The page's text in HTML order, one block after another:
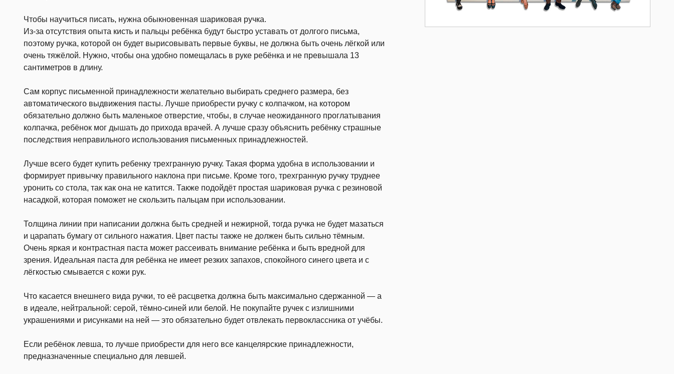
Чтобы научиться писать, нужна обыкновенная шариковая ручка.
Из-за отсутствия опыта кисть и пальцы ребёнка будут быстро уставать от долгого письма,
поэтому ручка, которой он будет вырисовывать первые буквы, не должна быть очень лёгкой или
очень тяжёлой. Нужно, чтобы она удобно помещалась в руке ребёнка и не превышала 13
сантиметров в длину.
Сам корпус письменной принадлежности желательно выбирать среднего размера, без
автоматического выдвижения пасты. Лучше приобрести ручку с колпачком, на котором
обязательно должно быть маленькое отверстие, чтобы, в случае неожиданного проглатывания
колпачка, ребёнок мог дышать до прихода врачей. А лучше сразу объяснить ребёнку страшные
последствия неправильного использования письменных принадлежностей.
Лучше всего будет купить ребенку трехгранную ручку. Такая форма удобна в использовании и
формирует привычку правильного наклона при письме. Кроме того, трехгранную ручку труднее
уронить со стола, так как она не катится. Также подойдёт простая шариковая ручка с резиновой
насадкой, которая поможет не скользить пальцам при использовании.
Толщина линии при написании должна быть средней и нежирной, тогда ручка не будет мазаться
и царапать бумагу от сильного нажатия. Цвет пасты также не должен быть сильно тёмным.
Очень яркая и контрастная паста может рассеивать внимание ребёнка и быть вредной для
зрения. Идеальная паста для ребёнка не имеет резких запахов, спокойного синего цвета и с
лёгкостью смывается с кожи рук.
Что касается внешнего вида ручки, то её расцветка должна быть максимально сдержанной — а
в идеале, нейтральной: серой, тёмно-синей или белой. Не покупайте ручек с излишними
украшениями и рисунками на ней — это обязательно будет отвлекать первоклассника от учёбы.
Если ребёнок левша, то лучше приобрести для него все канцелярские принадлежности,
предназначенные специально для левшей.